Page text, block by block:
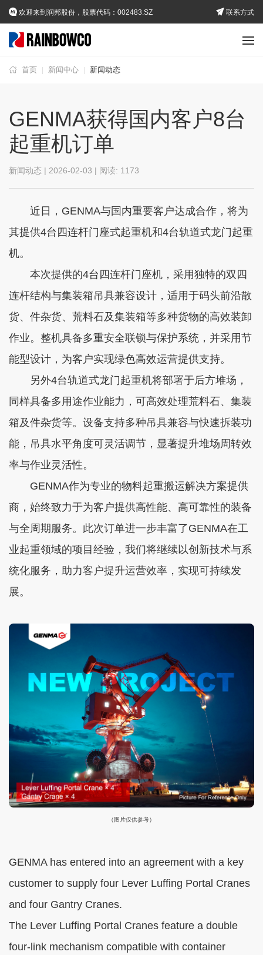
联系方式
欢迎来到润邦股份，股票代码：002483.SZ
首页 新闻中心 新闻动态
GENMA获得国内客户8台
起重机订单
新闻动态 | 2026-02-03 | 阅读: 1173
近日，GENMA与国内重要客户达成合作，将为
其提供4台四连杆门座式起重机和4台轨道式龙门起重
机。
本次提供的4台四连杆门座机，采用独特的双四
连杆结构与集装箱吊具兼容设计，适用于码头前沿散
货、件杂货、荒料石及集装箱等多种货物的高效装卸
作业。整机具备多重安全联锁与保护系统，并采用节
能型设计，为客户实现绿色高效运营提供支持。
另外4台轨道式龙门起重机将部署于后方堆场，
同样具备多用途作业能力，可高效处理荒料石、集装
箱及件杂货等。设备支持多种吊具兼容与快速拆装功
能，吊具水平角度可灵活调节，显著提升堆场周转效
率与作业灵活性。
GENMA作为专业的物料起重搬运解决方案提供
商，始终致力于为客户提供高性能、高可靠性的装备
与全周期服务。此次订单进一步丰富了GENMA在工
业起重领域的项目经验，我们将继续以创新技术与系
统化服务，助力客户提升运营效率，实现可持续发
展。
（图片仅供参考）
GENMA has entered into an agreement with a key
customer to supply four Lever Luffing Portal Cranes
and four Gantry Cranes.
The Lever Luffing Portal Cranes feature a double
four-link mechanism compatible with container